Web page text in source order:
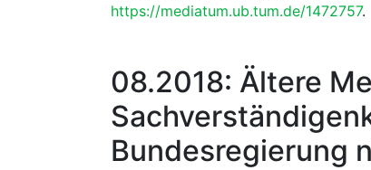
https://mediatum.ub.tum.de/1472757.
08.2018: Ältere
Bundesregierung